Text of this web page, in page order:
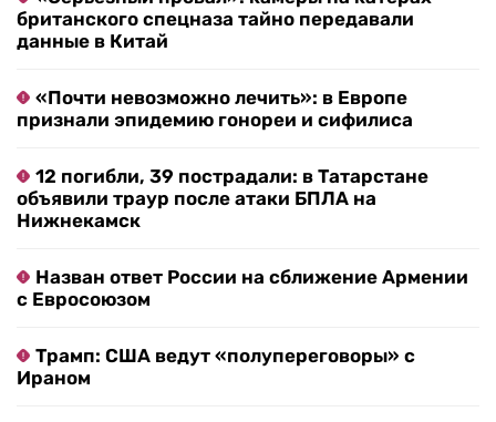
британского спецназа тайно передавали
данные в Китай
«Почти невозможно лечить»: в Европе
признали эпидемию гонореи и сифилиса
12 погибли, 39 пострадали: в Татарстане
объявили траур после атаки БПЛА на
Нижнекамск
Назван ответ России на сближение Армении
с Евросоюзом
Трамп: США ведут «полупереговоры» с
Ираном